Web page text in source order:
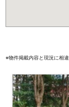
※物件掲載内容と現況に相